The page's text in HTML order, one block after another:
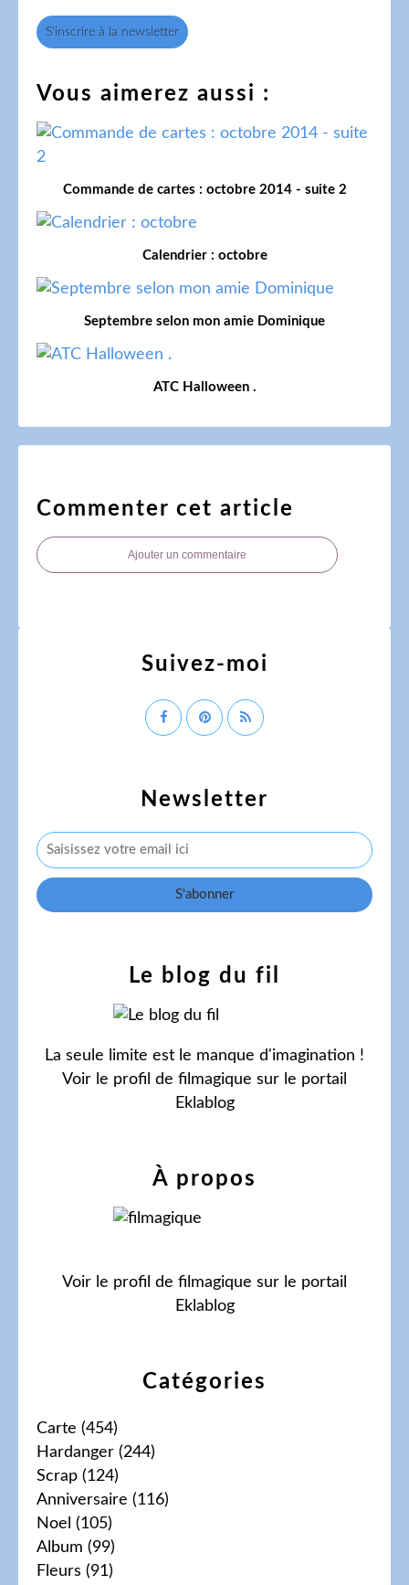
S'inscrire à la newsletter
Vous aimerez aussi :
Commande de cartes : octobre 2014 - suite 2
Calendrier : octobre
Septembre selon mon amie Dominique
ATC Halloween .
Commenter cet article
Ajouter un commentaire
Newsletter
Catégories
Carte (454)
Hardanger (244)
Scrap (124)
Anniversaire (116)
Noel (105)
Album (99)
Fleurs (91)
Le blog du fil
La seule limite est le manque d'imagination !
Voir le profil de filmagique sur le portail
Eklablog
Suivez-moi
À propos
Voir le profil de filmagique sur le portail
Eklablog